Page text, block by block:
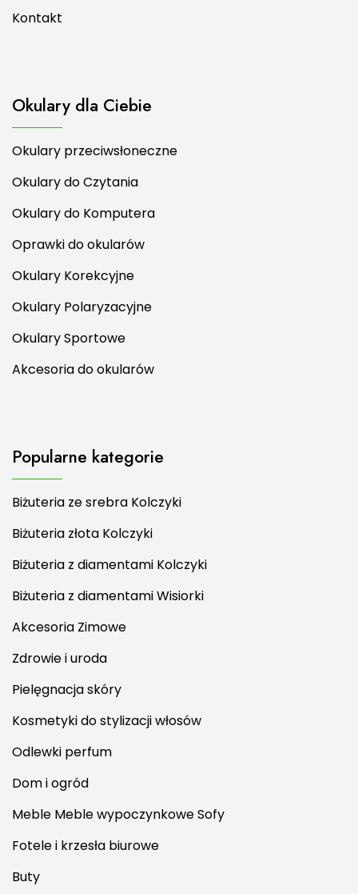
Kontakt
Okulary dla Ciebie
Okulary przeciwsłoneczne
Okulary do Czytania
Okulary do Komputera
Oprawki do okularów
Okulary Korekcyjne
Okulary Polaryzacyjne
Okulary Sportowe
Akcesoria do okularów
Popularne kategorie
Biżuteria ze srebra Kolczyki
Biżuteria złota Kolczyki
Biżuteria z diamentami Kolczyki
Biżuteria z diamentami Wisiorki
Akcesoria Zimowe
Zdrowie i uroda
Pielęgnacja skóry
Kosmetyki do stylizacji włosów
Odlewki perfum
Dom i ogród
Meble Meble wypoczynkowe Sofy
Fotele i krzesła biurowe
Buty